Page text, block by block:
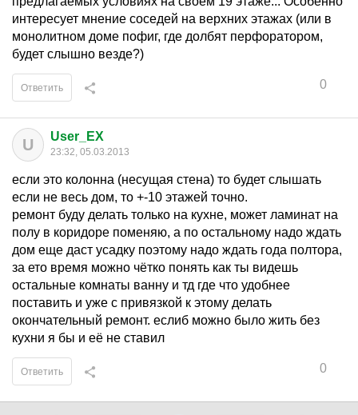
интересует мнение соседей на верхних этажах (или в
монолитном доме пофиг, где долбят перфоратором,
будет слышно везде?)
0
Ответить
U User_EX
23:32, 05.03.2013
если это колонна (несущая стена) то будет слышать
если не весь дом, то +-10 этажей точно.
ремонт буду делать только на кухне, может ламинат на
полу в коридоре поменяю, а по остальному надо ждать
дом еще даст усадку поэтому надо ждать года полтора,
за ето время можно чётко понять как ты видешь
остальные комнаты ванну и тд где что удобнее
поставить и уже с привязкой к этому делать
окончательный ремонт. еслиб можно было жить без
кухни я бы и её не ставил
0
Ответить